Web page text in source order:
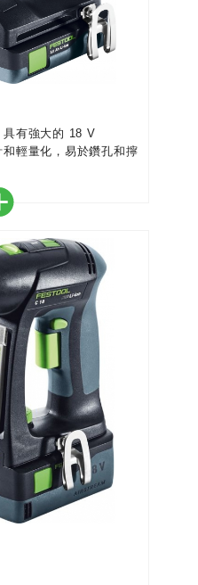
具有強大的 18 V
和輕量化，易於鑽孔和擰
窄的空間內也能輕鬆工
擰緊
。目前 18 V 螺絲起子
TXS 18 相容
以在靠近邊緣的位置進